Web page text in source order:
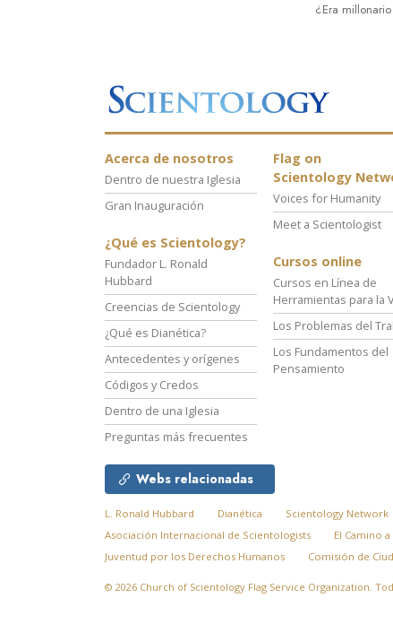
¿Era
Acerca de nosotros
Dentro de nuestra Iglesia
Gran Inauguración
¿Qué es Scientology?
Fundador L. Ronald
Hubbard
Creencias de Scientology
¿Qué es Dianética?
Antecedentes y orígenes
Códigos y Credos
Dentro de una Iglesia
Preguntas más frecuentes
Flag on
Scientology
Voices for Humanity
Meet a Scientologist
Cursos online
Cursos en Línea de
Herramientas para la
Los Problemas del
Los Fundamentos del
Pensamiento
Webs relacionadas
L. Ronald Hubbard Dianética Scientology Network
Asociación Internacional de Scientologists
El Camino
Juventud por los Derechos Humanos
Comisión de
© 2026 Church of Scientology Flag Service Organization.